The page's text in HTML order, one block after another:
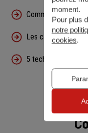
Commerce : nos
Les cabinets
5 technologies qui
moment.
Pour plus
notre
cookies.